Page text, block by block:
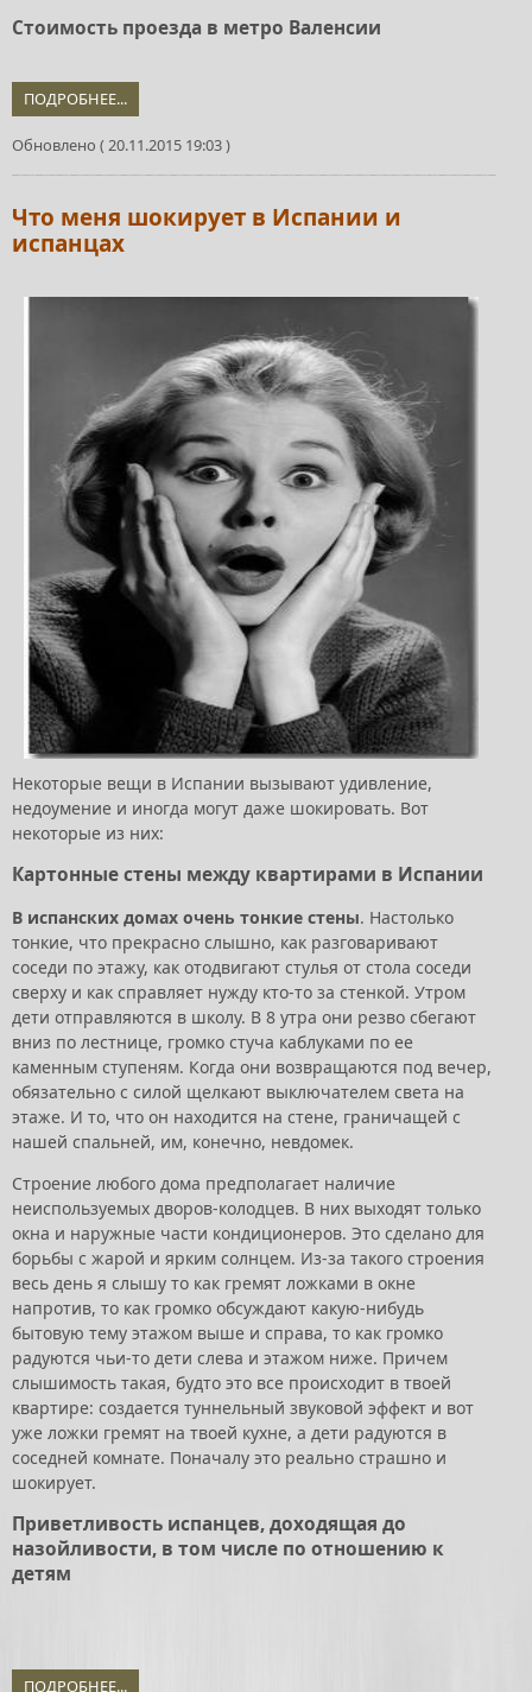
Стоимость проезда в метро Валенсии
ПОДРОБНЕЕ...
Обновлено ( 20.11.2015 19:03 )
Что меня шокирует в Испании и
испанцах
Некоторые вещи в Испании вызывают удивление,
недоумение и иногда могут даже шокировать. Вот
некоторые из них:
Картонные стены между квартирами в Испании
В испанских домах очень тонкие стены. Настолько
тонкие, что прекрасно слышно, как разговаривают
соседи по этажу, как отодвигают стулья от стола соседи
сверху и как справляет нужду кто-то за стенкой. Утром
дети отправляются в школу. В 8 утра они резво сбегают
вниз по лестнице, громко стуча каблуками по ее
каменным ступеням. Когда они возвращаются под вечер,
обязательно с силой щелкают выключателем света на
этаже. И то, что он находится на стене, граничащей с
нашей спальней, им, конечно, невдомек.
Строение любого дома предполагает наличие
неиспользуемых дворов-колодцев. В них выходят только
окна и наружные части кондиционеров. Это сделано для
борьбы с жарой и ярким солнцем. Из-за такого строения
весь день я слышу то как гремят ложками в окне
напротив, то как громко обсуждают какую-нибудь
бытовую тему этажом выше и справа, то как громко
радуются чьи-то дети слева и этажом ниже. Причем
слышимость такая, будто это все происходит в твоей
квартире: создается туннельный звуковой эффект и вот
уже ложки гремят на твоей кухне, а дети радуются в
соседней комнате. Поначалу это реально страшно и
шокирует.
Приветливость испанцев, доходящая до
назойливости, в том числе по отношению к
детям
ПОДРОБНЕЕ...